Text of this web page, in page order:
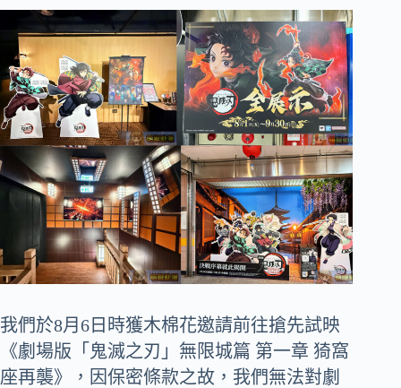
我們於8月6日時獲木棉花邀請前往搶先試映
《劇場版「鬼滅之刃」無限城篇 第一章 猗窩
座再襲》，因保密條款之故，我們無法對劇